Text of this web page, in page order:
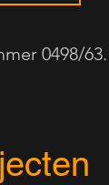
0498/